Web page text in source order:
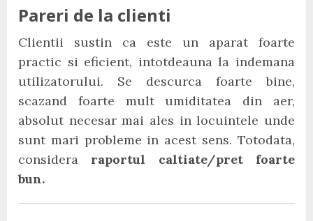
Pareri de la clienti
Clientii sustin ca este un aparat foarte
practic si eficient, intotdeauna la indemana
utilizatorului. Se descurca foarte bine,
scazand foarte mult umiditatea din aer,
absolut necesar mai ales in locuintele unde
sunt mari probleme in acest sens. Totodata,
considera raportul caltiate/pret foarte
bun.